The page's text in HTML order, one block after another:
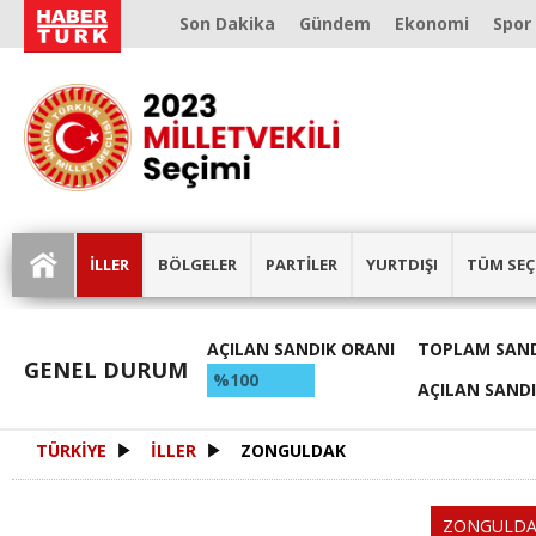
Son Dakika Gündem Ekonomi Spor
İLLER BÖLGELER PARTİLER YURTDIŞI TÜM
GENEL DURUM
AÇILAN SANDIK ORANI
%100
TOPLAM
AÇILAN
TÜRKİYE İLLER ZONGULDAK